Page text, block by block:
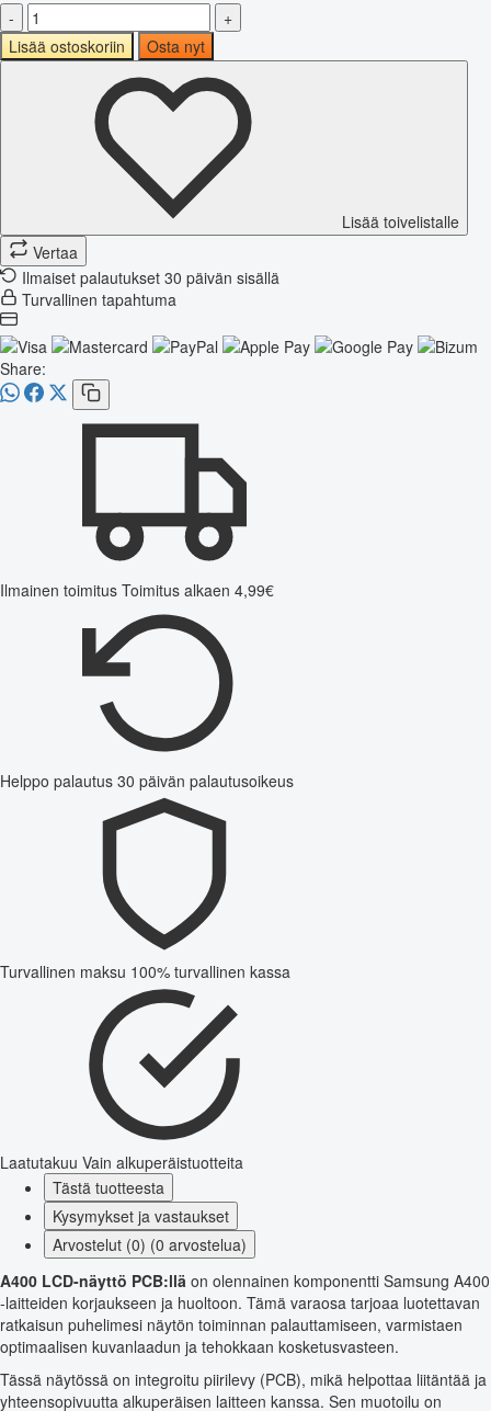
-
+
Lisää ostoskoriin
Osta nyt
Lisää toivelistalle
Vertaa
Ilmaiset palautukset 30 päivän sisällä
Turvallinen tapahtuma
Share:
Ilmainen toimitus Toimitus alkaen 4,99€
Helppo palautus 30 päivän palautusoikeus
Turvallinen maksu 100% turvallinen kassa
Laatutakuu Vain alkuperäistuotteita
Tästä tuotteesta
Kysymykset ja vastaukset
Arvostelut (0) (0 arvostelua)
A400 LCD-näyttö PCB:llä on olennainen komponentti Samsung A400
-laitteiden korjaukseen ja huoltoon. Tämä varaosa tarjoaa luotettavan
ratkaisun puhelimesi näytön toiminnan palauttamiseen, varmistaen
optimaalisen kuvanlaadun ja tehokkaan kosketusvasteen.
Tässä näytössä on integroitu piirilevy (PCB), mikä helpottaa liitäntää ja
yhteensopivuutta alkuperäisen laitteen kanssa. Sen muotoilu on